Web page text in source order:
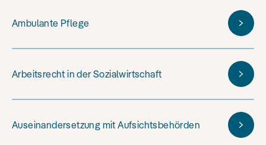
Ambulante Pflege
Arbeitsrecht in der Sozialwirtschaft
Auseinandersetzung mit Aufsichtsbehörden